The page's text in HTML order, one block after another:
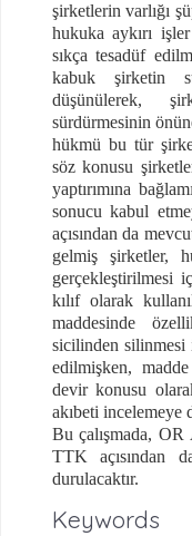
şirketlerin varlığı
hukuka aykırı
sıkça tesadüf
kabuk şirketin
düşünülerek,
sürdürmesinin
hükmü bu tür
söz konusu
yaptırımına
sonucu kabul
açısından da
gelmiş şirketler,
gerçekleştirilmesi
kılıf olarak
maddesinde
sicilinden silinmesi
edilmişken,
devir konusu
akıbeti incelemeye
Bu çalışmada,
TTK açısından
durulacaktır.
Keywords